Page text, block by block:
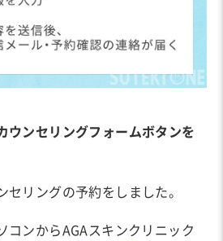
ンセリングフォームボタンを
セリングの予約をしました。
コンからAGAスキンクリニック